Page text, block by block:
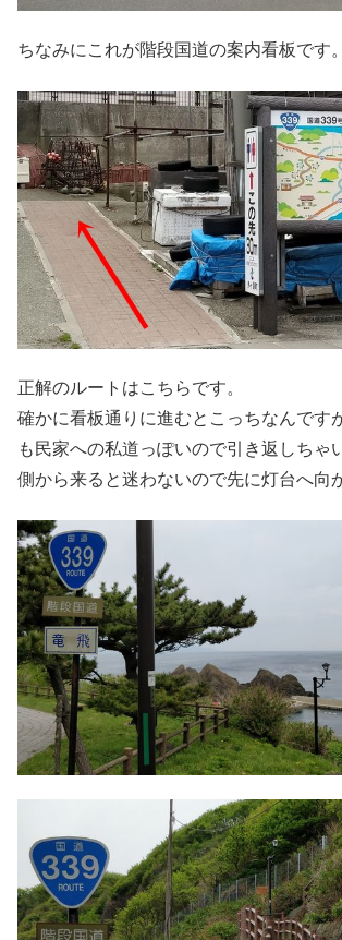
ちなみにこれが階段国道の案内看板です
正解のルートはこちらです。
確かに看板通りに進むとこっちなんです
も民家への私道っぽいので引き返しちゃ
側から来ると迷わないので先に灯台へ向